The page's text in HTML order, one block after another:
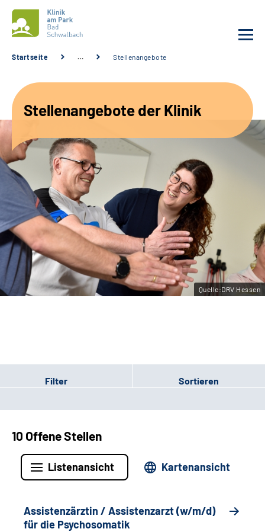
Unsere Angebote
Service
Karriere
Sozialdienste & Zuweisende
Suche
Leichte Sprache
Startseite … Stellenangebote
Stellenangebote der Klinik
Quelle:DRV Hessen
Filter Sortieren
10 Offene Stellen
Listenansicht Kartenansicht
Assistenzärztin / Assistenzarzt (w/m/d)
für die Psychosomatik